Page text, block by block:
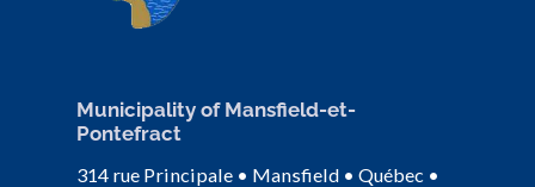
Municipality of Mansfield-et-
Pontefract
314 rue Principale • Mansfield • Québec •